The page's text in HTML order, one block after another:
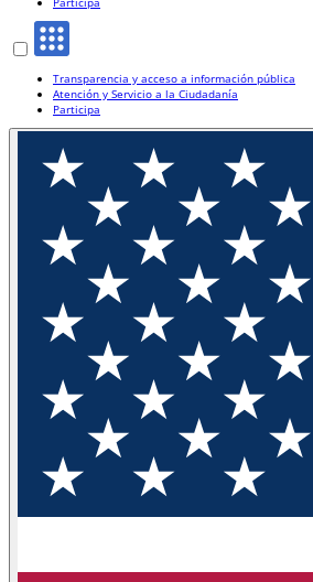
Transparencia y acceso a información pública
Atención y Servicio a la Ciudadanía
Participa